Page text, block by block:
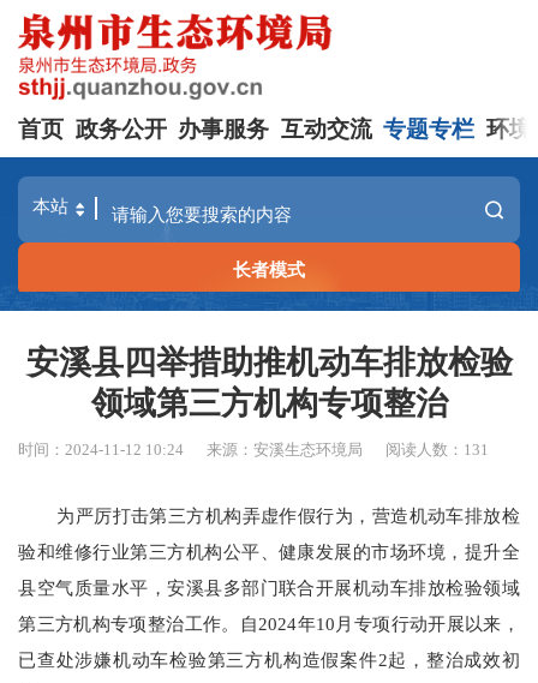
首页 政务公开 办事服务 互动交流 专题专栏 环境
长者模式
安溪县四举措助推机动车排放检验
领域第三方机构专项整治
时间：2024-11-12 10:24 来源：安溪生态环境局 阅读人数： 131
为严厉打击第三方机构弄虚作假行为，营造机动车排放检
验和维修行业第三方机构公平、健康发展的市场环境， 提升全
县空气质量水平，安溪县多部门联合开展机动车排放检验领域
第三方机构专项整治工作。自2024年10月专项行动开展以来，
已查处涉嫌机动车检验第三方机构造假案件2起，整治成效初